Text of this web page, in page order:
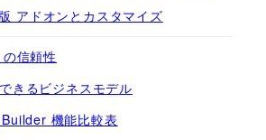
アドオンとカスタマイズ
信頼性
きるビジネスモデル
機能比較表